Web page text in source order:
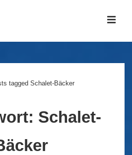
tagged Schalet-Bäcker
Schalet-